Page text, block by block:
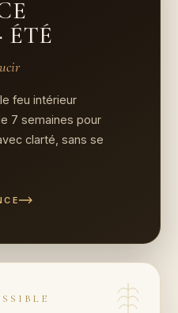
ÉTÉ
feu intérieur
7 semaines pour
clarté, sans se